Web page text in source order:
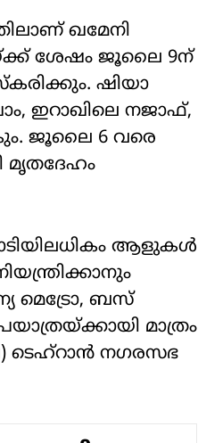
ഖമേനി
ശേഷം ജൂലൈ 9ന്
ഷിയാ
ഇറാഖിലെ നജാഫ്,
ജൂലൈ 6 വരെ
മൃതദേഹം
ആളുകള്‍
മെട്രോ, ബസ്
മാത്രം
ടെഹ്റാന്‍ നഗരസഭ